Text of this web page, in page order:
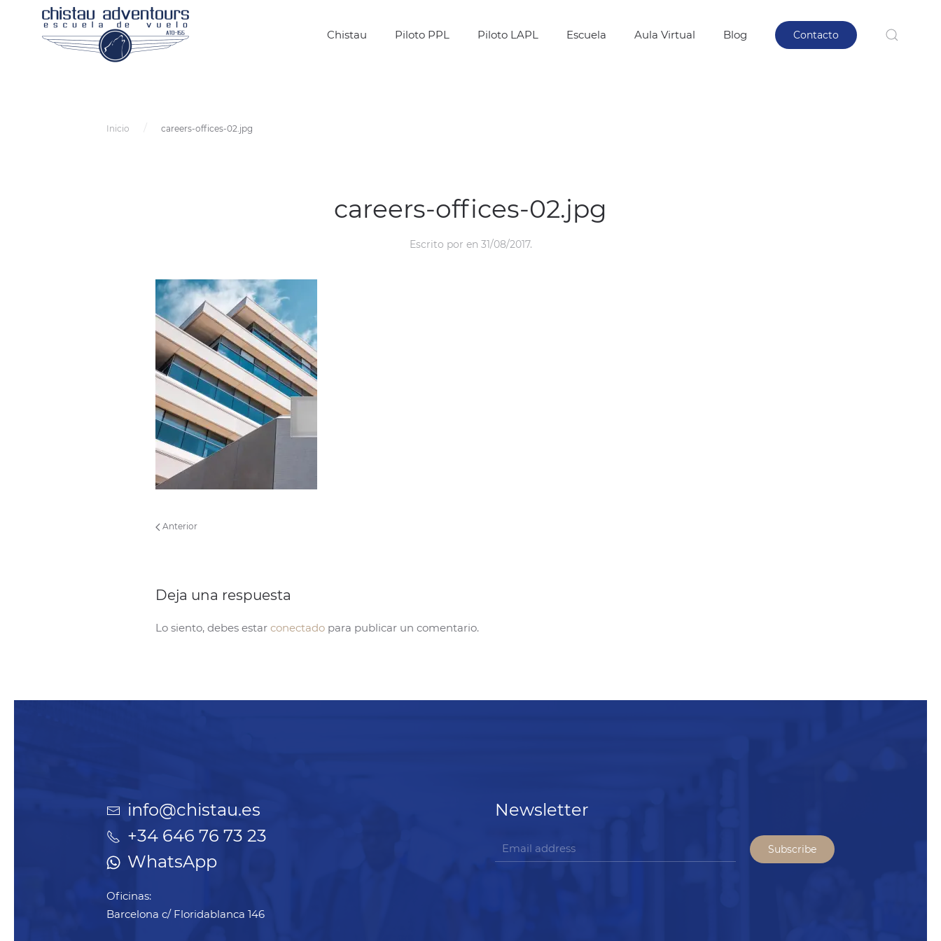
Chistau Piloto PPL Piloto LAPL Escuela Aula Virtual Blog Contacto
Inicio careers-offices-02.jpg
careers-offices-02.jpg
Escrito por en 31/08/2017.
Anterior
Deja una respuesta
Lo siento, debes estar conectado para publicar un comentario.
info@chistau.es
+34 646 76 73 23
WhatsApp
Oficinas:
Barcelona c/ Floridablanca 146
Newsletter
Subscribe